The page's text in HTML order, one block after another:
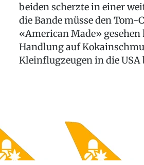
beiden scherzte in einer
die Bande müsse den
«American Made» gesehen
Handlung auf
Kleinflugzeugen in die USA